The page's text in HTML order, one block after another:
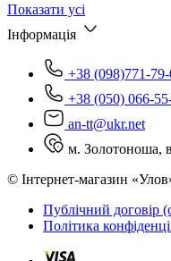
Показати усі
Інформація
+38 (098)771-
+38 (050) 066-
an-tt@ukr.net
м. Золотоноша,
© Інтернет-магазин
Публічний договір
Політика